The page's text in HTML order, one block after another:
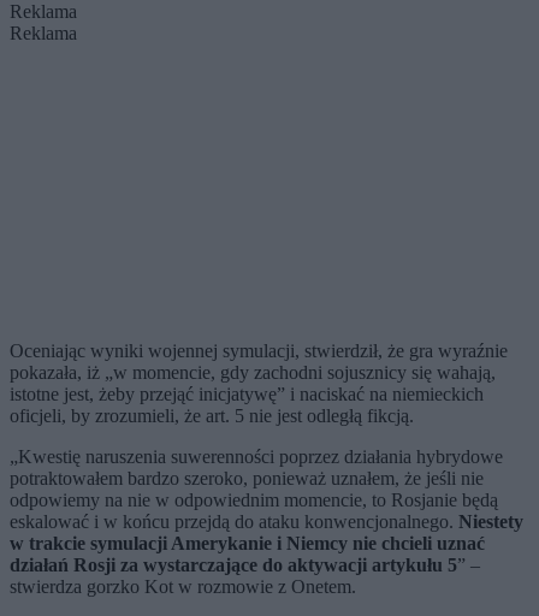
Reklama
Reklama
Oceniając wyniki wojennej symulacji, stwierdził, że gra wyraźnie
pokazała, iż „w momencie, gdy zachodni sojusznicy się wahają,
istotne jest, żeby przejąć inicjatywę” i naciskać na niemieckich
oficjeli, by zrozumieli, że art. 5 nie jest odległą fikcją.
„Kwestię naruszenia suwerenności poprzez działania hybrydowe
potraktowałem bardzo szeroko, ponieważ uznałem, że jeśli nie
odpowiemy na nie w odpowiednim momencie, to Rosjanie będą
eskalować i w końcu przejdą do ataku konwencjonalnego. Niestety
w trakcie symulacji Amerykanie i Niemcy nie chcieli uznać
działań Rosji za wystarczające do aktywacji artykułu 5” –
stwierdza gorzko Kot w rozmowie z Onetem.